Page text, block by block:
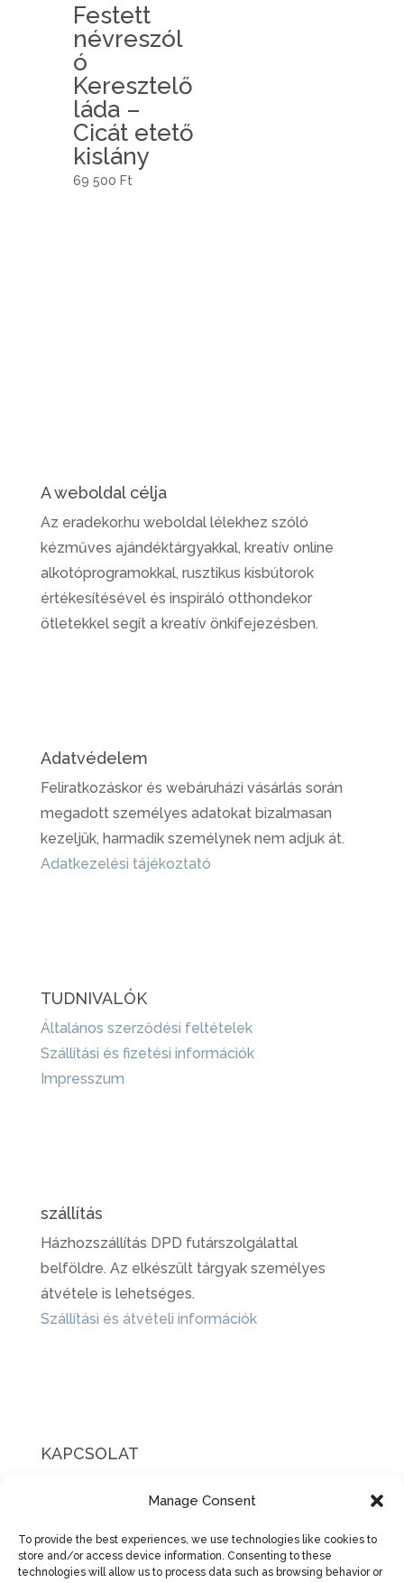
Manage Consent
To provide the best experiences, we use technologies like cookies to
store and/or access device information. Consenting to these
technologies will allow us to process data such as browsing behavior or
Festett
névreszól
ó
Keresztelő
láda –
Cicát etető
kislány
69 500 Ft
A weboldal célja
Az eradekor.hu weboldal lélekhez szóló
kézműves ajándéktárgyakkal, kreatív online
alkotóprogramokkal, rusztikus kisbútorok
értékesítésével és inspiráló otthondekor
ötletekkel segít a kreatív önkifejezésben.
Adatvédelem
Feliratkozáskor és webáruházi vásárlás során
megadott személyes adatokat bizalmasan
kezeljük, harmadik személynek nem adjuk át.
Adatkezelési tájékoztató
TUDNIVALÓK
Általános szerződési feltételek
Szállítási és fizetési információk
Impresszum
szállítás
Házhozszállítás DPD futárszolgálattal
belföldre. Az elkészült tárgyak személyes
átvétele is lehetséges.
Szállítási és átvételi információk
KAPCSOLAT
E-mail címünk, kapcsolat >>
Gyakori kérdések ésválaszok itt >>